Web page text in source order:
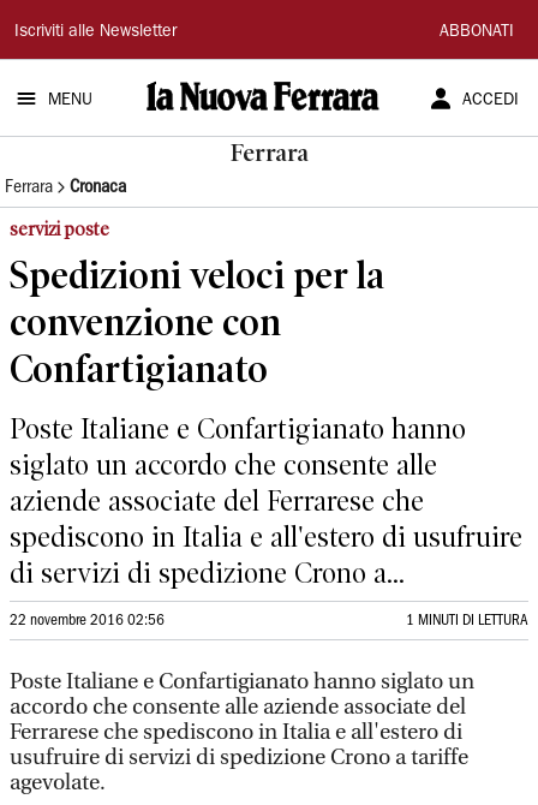
La
Nuova
Ferrara
Iscriviti alle Newsletter ABBONATI
MENU ACCEDI
Ferrara
Ferrara Cronaca
servizi poste
Spedizioni veloci per la
convenzione con
Confartigianato
Poste Italiane e Confartigianato hanno
siglato un accordo che consente alle
aziende associate del Ferrarese che
spediscono in Italia e all'estero di usufruire
di servizi di spedizione Crono a...
22 novembre 2016 02:56 1 MINUTI DI LETTURA
Poste Italiane e Confartigianato hanno siglato un
accordo che consente alle aziende associate del
Ferrarese che spediscono in Italia e all'estero di
usufruire di servizi di spedizione Crono a tariffe
agevolate.